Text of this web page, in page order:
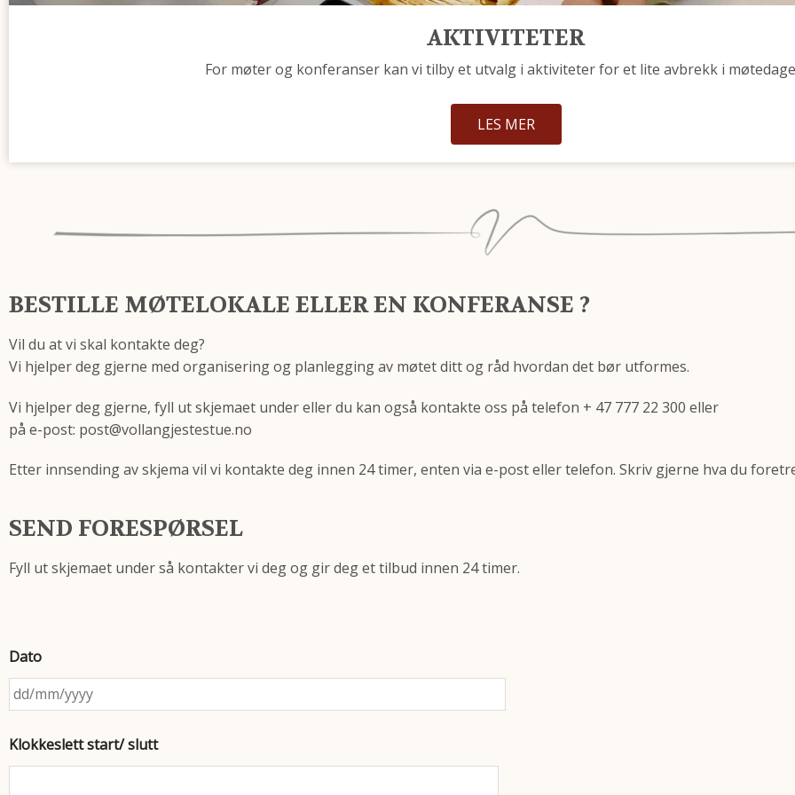
AKTIVITETER
For møter og konferanser kan vi tilby et utvalg i aktiviteter for et lite avbrekk i
LES MER
BESTILLE MØTELOKALE ELLER EN KONFERANSE ?
Vil du at vi skal kontakte deg?
Vi hjelper deg gjerne med organisering og planlegging av møtet ditt og råd hvordan det bør utformes.
Vi hjelper deg gjerne, fyll ut skjemaet under eller du kan også kontakte oss på telefon + 47 777 22 300 eller
på e-post: post@vollangjestestue.no
Etter innsending av skjema vil vi kontakte deg innen 24 timer, enten via e-post eller telefon. Skriv gjerne hva du
SEND FORESPØRSEL
Fyll ut skjemaet under så kontakter vi deg og gir deg et tilbud innen 24 timer.
Dato
Klokkeslett start/ slutt